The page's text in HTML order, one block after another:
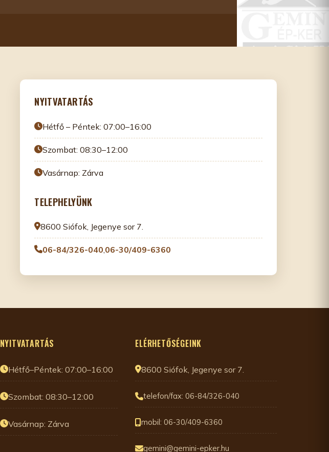
NYITVATARTÁS
Hétfő – Péntek: 07:00–16:00
Szombat: 08:30–12:00
Vasárnap: Zárva
TELEPHELYÜNK
8600 Siófok, Jegenye sor 7.
06-84/326-040,06-30/409-6360
NYITVATARTÁS
Hétfő–Péntek: 07:00–16:00
Szombat: 08:30–12:00
Vasárnap: Zárva
ELÉRHETŐSÉGEINK
8600 Siófok, Jegenye sor 7.
telefon/fax: 06-84/326-040
mobil: 06-30/409-6360
gemini@gemini-epker.hu